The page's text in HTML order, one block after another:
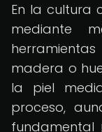
En la cultura
mediante
madera o
la piel
proceso,
fundamental